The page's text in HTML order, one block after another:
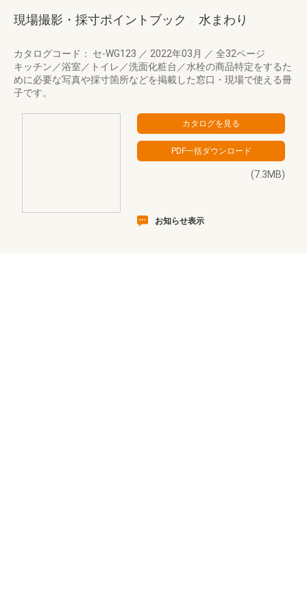
現場撮影・採寸ポイントブック 水まわり
カタログコード： セ-WG123 ／ 2022年03月 ／ 全32ページ
キッチン／浴室／トイレ／洗面化粧台／水栓の商品特定をするた
めに必要な写真や採寸箇所などを掲載した窓口・現場で使える冊
子です。
(7.3MB)
お知らせ表示